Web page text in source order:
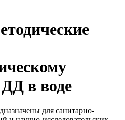
в воде
для санитарно-